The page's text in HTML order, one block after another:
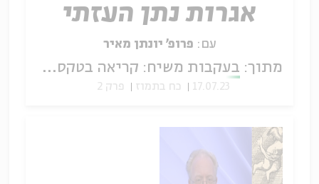
אגרות נתן העזתי
עם: פרופ' יונתן מאיר
מתוך: בעקבות משיח: קריאה בטקסטים שבתאיים
17.07.23 כח בתמוז פרק 2